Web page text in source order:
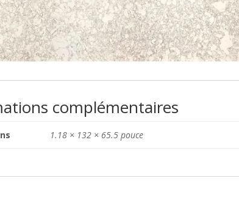
complémentaires
1.18 × 132 × 65.5 pouce